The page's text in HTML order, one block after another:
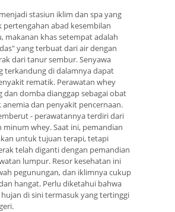
stasiun iklim dan spa yang
pertengahan abad kesembilan
makanan khas setempat adalah
yang terbuat dari air dengan
dari tanur sembur. Senyawa
terkandung di dalamnya dapat
rematik. Perawatan whey
dan domba dianggap sebagai obat
dan penyakit pencernaan.
- perawatannya terdiri dari
minum whey. Saat ini, pemandian
untuk tujuan terapi, tetapi
telah diganti dengan pemandian
lumpur. Resor kesehatan ini
pegunungan, dan iklimnya cukup
hangat. Perlu diketahui bahwa
di sini termasuk yang tertinggi